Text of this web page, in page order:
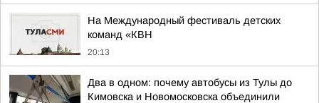
На Международный фестиваль детских
команд «КВН
20:13
Два в одном: почему автобусы из Тулы до
Кимовска и Новомосковска объединили